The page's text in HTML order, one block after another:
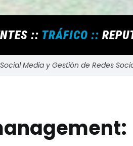
:: TRÁFICO ::
Media y Gestión de Redes